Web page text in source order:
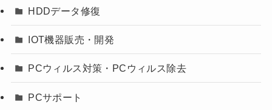
HDDデータ修復
IOT機器販売・開発
PCウィルス対策・PCウィルス除去
PCサポート